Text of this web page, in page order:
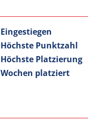
Eingestiegen
Höchste Punktzahl
Höchste Platzierung
Wochen platziert